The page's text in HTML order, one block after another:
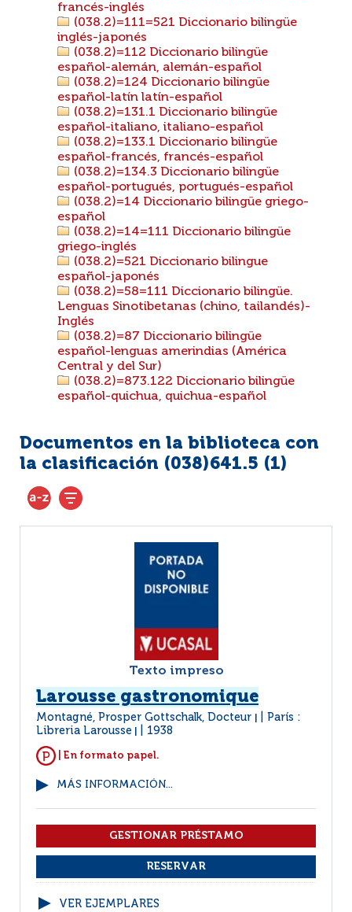
francés-inglés
(038.2)=111=521 Diccionario bilingüe
inglés-japonés
(038.2)=112 Diccionario bilingüe
español-alemán, alemán-español
(038.2)=124 Diccionario bilingüe
español-latín latín-español
(038.2)=131.1 Diccionario bilingüe
español-italiano, italiano-español
(038.2)=133.1 Diccionario bilingüe
español-francés, francés-español
(038.2)=134.3 Diccionario bilingüe
español-portugués, portugués-español
(038.2)=14 Diccionario bilingüe griego-
español
(038.2)=14=111 Diccionario bilingüe
griego-inglés
(038.2)=521 Diccionario bilingue
español-japonés
(038.2)=58=111 Diccionario bilingüe.
Lenguas Sinotibetanas (chino, tailandés)-
Inglés
(038.2)=87 Diccionario bilingüe
español-lenguas amerindias (América
Central y del Sur)
(038.2)=873.122 Diccionario bilingüe
español-quichua, quichua-español
Documentos en la biblioteca con
la clasificación (038)641.5 (1)
Texto impreso
Larousse gastronomique
Montagné, Prosper Gottschalk, Docteur
París :
Libreria Larousse
1938
| En formato papel.
MÁS INFORMACIÓN...
VER EJEMPLARES